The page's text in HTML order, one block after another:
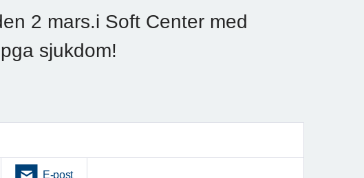
2 mars.i Soft Center med
sjukdom!
E-post